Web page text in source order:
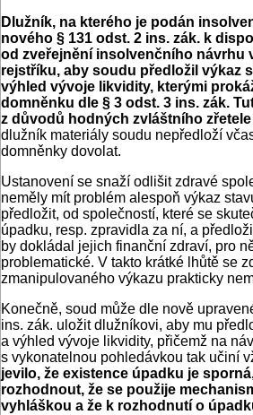
Dlužník, na kterého je podán
nového § 131 odst. 2 ins. zák. k
od zveřejnění insolvenčního návrhu
rejstříku, aby soudu předložil výkaz
výhled vývoje likvidity, kterými
domněnku dle § 3 odst. 3 ins. zák.
z důvodů hodných zvláštního
dlužník materiály soudu nepředloží
domněnky dovolat.
Ustanovení se snaží odlišit zdravé
neměly mít problém alespoň výkaz
předložit, od společností, které se
úpadku, resp. zpravidla za ní, a
by dokládal jejich finanční zdraví, pro
problematické. V takto krátké lhůtě se
zmanipulovaného výkazu prakticky
Konečně, soud může dle nově
ins. zák. uložit dlužníkovi, aby mu
a výhled vývoje likvidity, přičemž na
s vykonatelnou pohledávkou tak učiní
jevilo, že existence úpadku je
rozhodnout, že se použije
vyhláškou a že k rozhodnutí o